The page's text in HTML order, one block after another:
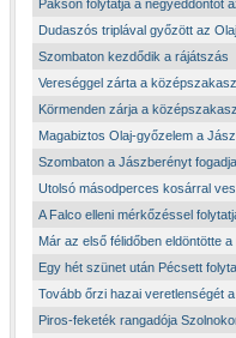
Pakson folytatja a negyeddöntőt
Dudaszós triplával győzött az Olaj
Szombaton kezdődik a rájátszás
Vereséggel zárta a
Körmenden zárja a
Magabiztos Olaj-győzelem a
Szombaton a Jászberényt
Utolsó másodperces kosárral
A Falco elleni mérkőzéssel
Már az első félidőben eldöntötte
Egy hét szünet után Pécsett
Tovább őrzi hazai veretlenségét
Piros-feketék rangadója